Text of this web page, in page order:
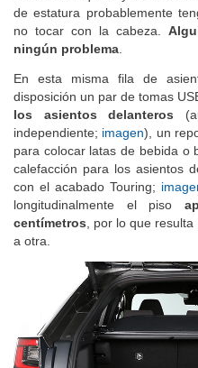
entre la banqueta y el techo
de estatura probablemente
no tocar con la cabeza.
En esta misma fila de
disposición un par de tomas
los asientos delanteros
independiente;imagen), un
para colocar latas de bebida o
calefacción para los asientos
con el acabado Touring;
longitudinalmente el piso
centímetros